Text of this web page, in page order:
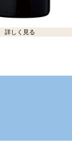
詳しく見る